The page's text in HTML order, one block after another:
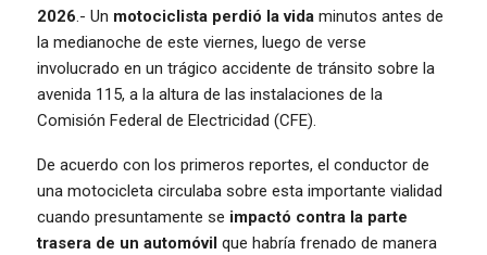
2026.- Un motociclista perdió la vida minutos antes de
la medianoche de este viernes, luego de verse
involucrado en un trágico accidente de tránsito sobre la
avenida 115, a la altura de las instalaciones de la
Comisión Federal de Electricidad (CFE).
De acuerdo con los primeros reportes, el conductor de
una motocicleta circulaba sobre esta importante vialidad
cuando presuntamente se impactó contra la parte
trasera de un automóvil que habría frenado de manera